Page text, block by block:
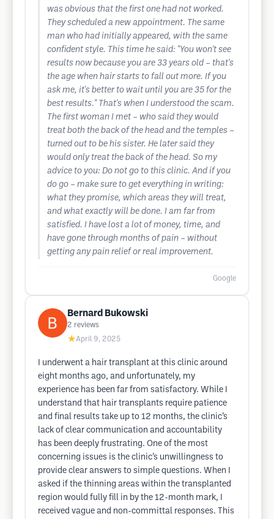
was obvious that the first one had not worked.
They scheduled a new appointment. The same
man who had initially appeared, with the same
confident style. This time he said: "You won't see
results now because you are 33 years old – that's
the age when hair starts to fall out more. If you
ask me, it's better to wait until you are 35 for the
best results." That's when I understood the scam.
The first woman I met – who said they would
treat both the back of the head and the temples –
turned out to be his sister. He later said they
would only treat the back of the head. So my
advice to you: Do not go to this clinic. And if you
do go – make sure to get everything in writing:
what they promise, which areas they will treat,
and what exactly will be done. I am far from
satisfied. I have lost a lot of money, time, and
have gone through months of pain – without
getting any pain relief or real improvement.
Google
Bernard Bukowski
2 reviews
★April 9, 2025
I underwent a hair transplant at this clinic around
eight months ago, and unfortunately, my
experience has been far from satisfactory. While I
understand that hair transplants require patience
and final results take up to 12 months, the clinic’s
lack of clear communication and accountability
has been deeply frustrating. One of the most
concerning issues is the clinic’s unwillingness to
provide clear answers to simple questions. When I
asked if the thinning areas within the transplanted
region would fully fill in by the 12-month mark, I
received vague and non-committal responses. This